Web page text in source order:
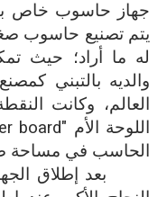
جهاز حاسوب خاص
يتم تصنيع حاسوب
له ما أراد؛ حيث
والديه بالتبني
العالم، وكانت
اللوحة الأم "board
الحاسب في مساحة
بعد إطلاق